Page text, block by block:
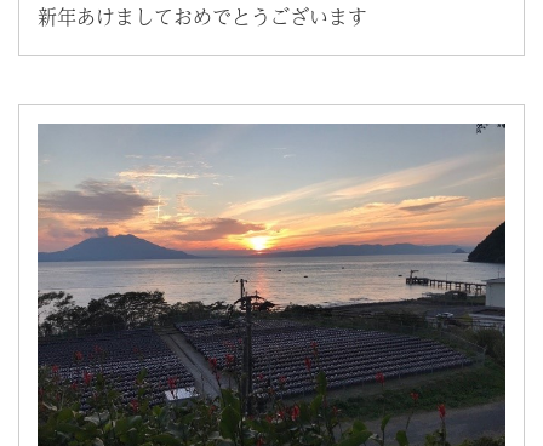
新年あけましておめでとうございます